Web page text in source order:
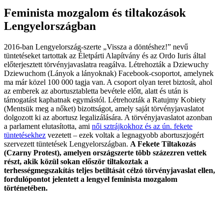
Feminista mozgalom és tiltakozások
Lengyelországban
2016-ban Lengyelország-szerte „Vissza a döntéshez!” nevű
tüntetéseket tartottak az Életpárti Alapítvány és az Ordo Iuris által
előterjesztett törvényjavaslatra reagálva. Létrehozták a Dziewuchy
Dziewuchom (Lányok a lányoknak) Facebook-csoportot, amelynek
ma már közel 100 000 tagja van. A csoport olyan teret biztosít, ahol
az emberek az abortusztabletta bevétele előtt, alatt és után is
támogatást kaphatnak egymástól. Létrehozták a Ratujmy Kobiety
(Mentsük meg a nőket) bizottságot, amely saját törvényjavaslatot
dolgozott ki az abortusz legalizálására. A törvényjavaslatot azonban
a parlament elutasította, ami női sztrájkokhoz és az ún. fekete
tüntetésekhez vezetett – ezek voltak a legnagyobb abortuszjogért
szervezett tüntetések Lengyelországban. A Fekete Tiltakozás
(Czarny Protest), amelyen országszerte több százezren vettek
részt, akik közül sokan először tiltakoztak a
terhességmegszakítás teljes betiltását célzó törvényjavaslat ellen,
fordulópontot jelentett a lengyel feminista mozgalom
történetében.